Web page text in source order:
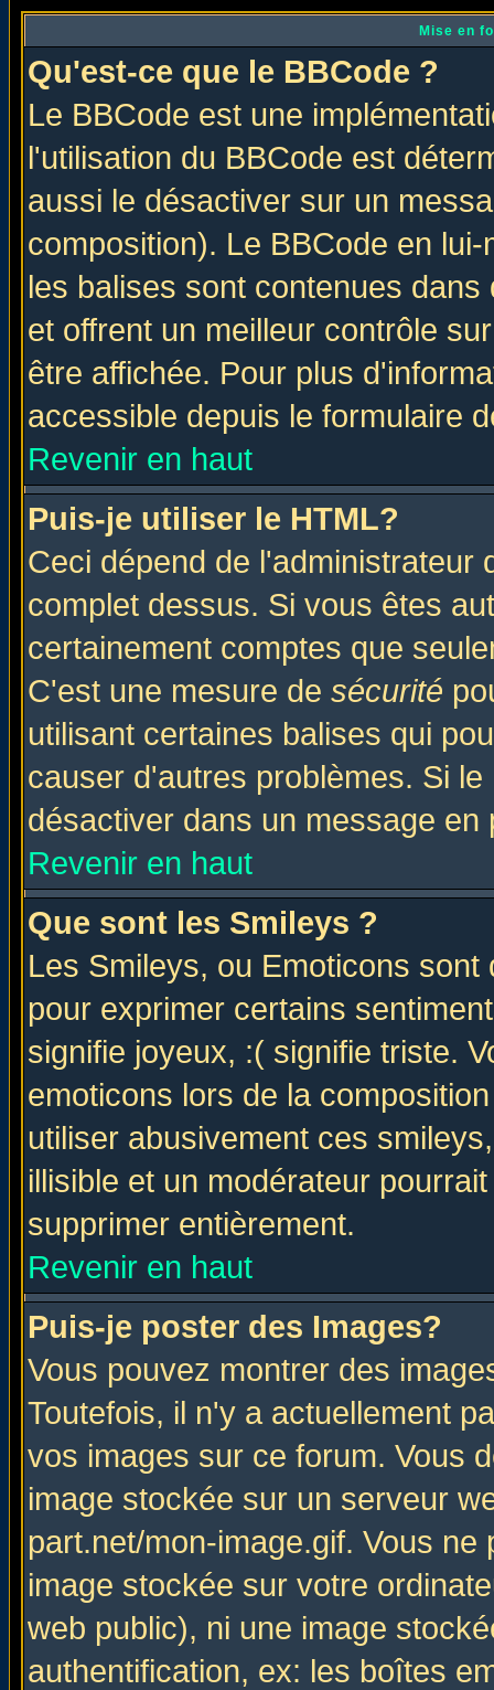
Mise en
Qu'est-ce que le BBCode ?
Le BBCode est une
l'utilisation du BBCode est
aussi le désactiver sur un
composition). Le BBCode en
les balises sont contenues
et offrent un meilleur contrôle
être affichée. Pour plus
accessible depuis le formulaire
Revenir en haut
Puis-je utiliser le HTML?
Ceci dépend de l'administrateur
complet dessus. Si vous êtes
certainement comptes que
C'est une mesure de sécurité
utilisant certaines balises qui
causer d'autres problèmes. Si
désactiver dans un message
Revenir en haut
Que sont les Smileys ?
Les Smileys, ou Emoticons
pour exprimer certains
signifie joyeux, :( signifie triste.
emoticons lors de la
utiliser abusivement ces
illisible et un modérateur
supprimer entièrement.
Revenir en haut
Puis-je poster des Images?
Vous pouvez montrer des
Toutefois, il n'y a actuellement
vos images sur ce forum. Vous
image stockée sur un serveur
part.net/mon-image.gif. Vous
image stockée sur votre
web public), ni une image
authentification, ex: les boîtes